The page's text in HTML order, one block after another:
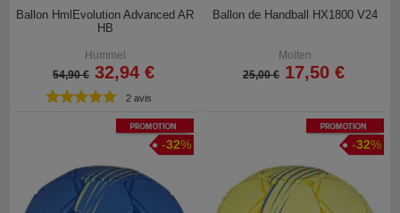
Ballon HmlEvolution Advanced AR
HB
Hummel
54,90 € 32,94 €
2 avis
Ballon de Handball HX1800 V24
Molten
25,00 € 17,50 €
Promotion
-32%
Promotion
-32%